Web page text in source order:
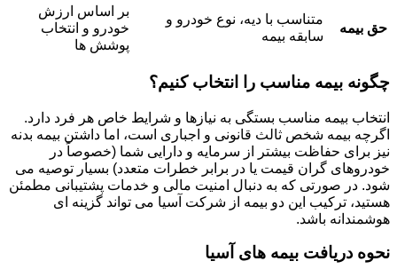
حق بیمه
متناسب با دیه، نوع خودرو و
سابقه بیمه
بر اساس ارزش
خودرو و انتخاب
پوشش ها
چگونه بیمه مناسب را انتخاب کنیم؟
انتخاب بیمه مناسب بستگی به نیازها و شرایط خاص هر فرد دارد.
اگرچه بیمه شخص ثالث قانونی و اجباری است، اما داشتن بیمه بدنه
نیز برای حفاظت بیشتر از سرمایه و دارایی شما (خصوصاً در
خودروهای گران قیمت یا در برابر خطرات متعدد) بسیار توصیه می
شود. در صورتی که به دنبال امنیت مالی و خدمات پشتیبانی مطمئن
هستید، ترکیب این دو بیمه از شرکت آسیا می تواند گزینه ای
هوشمندانه باشد.
نحوه دریافت بیمه های آسیا